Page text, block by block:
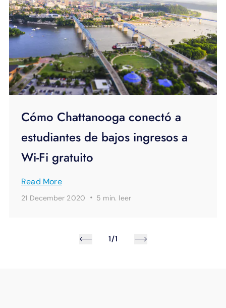
Cómo Chattanooga conectó a
estudiantes de bajos ingresos a
Wi-Fi gratuito
Read More
21 December 2020 · 5 min. leer
1/1